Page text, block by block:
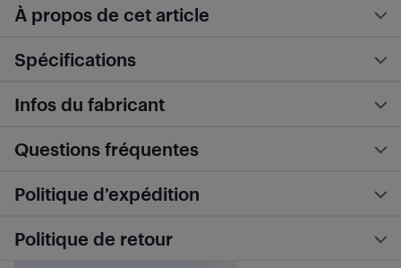
À propos de cet article
Spécifications
Infos du fabricant
Questions fréquentes
Politique d’expédition
Politique de retour